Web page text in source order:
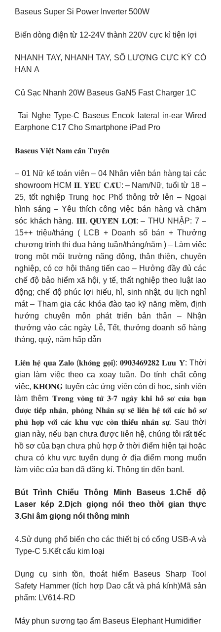
Baseus Super Si Power Inverter 500W
Biến dòng điện từ 12-24V thành 220V cực kì tiện lợi
NHANH TAY, NHANH TAY, SỐ LƯỢNG CỰC KỲ CÓ
HẠN Ạ
Củ Sạc Nhanh 20W Baseus GaN5 Fast Charger 1C
Tai Nghe Type-C Baseus Encok lateral in-ear Wired
Earphone C17 Cho Smartphone iPad Pro
𝐁𝐚𝐬𝐞𝐮𝐬 𝐕𝐢𝐞̣̂𝐭 𝐍𝐚𝐦 𝐜𝐚̂̀𝐧 𝐓𝐮𝐲𝐞̂̉𝐧
– 01 Nữ kế toán viên – 04 Nhân viên bán hàng tại các
showroom HCM 𝐈𝐈. 𝐘𝐄̂𝐔 𝐂𝐀̂̀𝐔: – Nam/Nữ, tuổi từ 18 –
25, tốt nghiệp Trung học Phổ thông trở lên – Ngoại
hình sáng – Yêu thích công việc bán hàng và chăm
sóc khách hàng. 𝐈𝐈𝐈. 𝐐𝐔𝐘𝐄̂̀𝐍 𝐋𝐎̛̣𝐈: – THU NHẬP: 7 –
15++ triệu/tháng ( LCB + Doanh số bán + Thưởng
chương trình thi đua hàng tuần/tháng/năm ) – Làm việc
trong một môi trường năng động, thân thiện, chuyên
nghiệp, có cơ hội thăng tiến cao – Hưởng đầy đủ các
chế độ bảo hiểm xã hội, y tế, thất nghiệp theo luật lao
động; chế độ phúc lợi hiếu, hỉ, sinh nhật, du lịch nghỉ
mát – Tham gia các khóa đào tạo kỹ năng mềm, định
hướng chuyên môn phát triển bản thân – Nhận
thưởng vào các ngày Lễ, Tết, thưởng doanh số hàng
tháng, quý, năm hấp dẫn
𝐋𝐢𝐞̂𝐧 𝐡𝐞̣̂ 𝐪𝐮𝐚 𝐙𝐚𝐥𝐨 (𝐤𝐡𝐨̂𝐧𝐠 𝐠𝐨̣𝐢): 𝟎𝟗𝟎𝟑𝟒𝟔𝟗𝟐𝟖𝟐 𝐋𝐮̛𝐮 𝐘́: Thời
gian làm việc theo ca xoay tuần. Do tính chất công
việc, 𝐊𝐇𝐎̂𝐍𝐆 tuyển các ứng viên còn đi học, sinh viên
làm thêm 𝐓𝐫𝐨𝐧𝐠 𝐯𝐨̀𝐧𝐠 𝐭𝐮̛̀ 𝟑-𝟕 𝐧𝐠𝐚̀𝐲 𝐤𝐡𝐢 𝐡𝐨̂̀ 𝐬𝐨̛ 𝐜𝐮̉𝐚 𝐛𝐚̣𝐧
đ𝐮̛𝐨̛̣𝐜 𝐭𝐢𝐞̂́𝐩 𝐧𝐡𝐚̣̂𝐧, 𝐩𝐡𝐨̀𝐧𝐠 𝐍𝐡𝐚̂𝐧 𝐬𝐮̛̣ 𝐬𝐞̃ 𝐥𝐢𝐞̂𝐧 𝐡𝐞̣̂ 𝐭𝐨̛́𝐢 𝐜𝐚́𝐜 𝐡𝐨̂̀ 𝐬𝐨̛
𝐩𝐡𝐮̀ 𝐡𝐨̛̣𝐩 𝐯𝐨̛́𝐢 𝐜𝐚́𝐜 𝐤𝐡𝐮 𝐯𝐮̛̣𝐜 𝐜𝐨̀𝐧 𝐭𝐡𝐢𝐞̂́𝐮 𝐧𝐡𝐚̂𝐧 𝐬𝐮̛̣. Sau thời
gian này, nếu bạn chưa được liên hệ, chúng tôi rất tiếc
hồ sơ của bạn chưa phù hợp ở thời điểm hiện tại hoặc
chưa có khu vực tuyển dụng ở địa điểm mong muốn
làm việc của bạn đã đăng kí. Thông tin đến bạn!.
Bút Trình Chiếu Thông Minh Baseus 1.Chế độ
Laser kép 2.Dịch giọng nói theo thời gian thực
3.Ghi âm giọng nói thông minh
4.Sử dụng phổ biến cho các thiết bị có cổng USB-A và
Type-C 5.Kết cấu kim loại
Dụng cụ sinh tồn, thoát hiểm Baseus Sharp Tool
Safety Hammer (tích hợp Dao cắt và phá kính)Mã sản
phẩm: LV614-RD
Máy phun sương tạo ẩm Baseus Elephant Humidifier